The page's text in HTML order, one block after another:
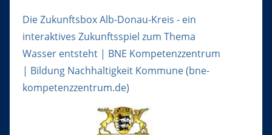
Die Zukunftsbox Alb-Donau-Kreis - ein
interaktives Zukunftsspiel zum Thema
Wasser entsteht | BNE Kompetenzzentrum
| Bildung Nachhaltigkeit Kommune (bne-
kompetenzzentrum.de)